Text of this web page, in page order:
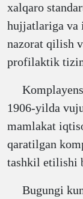
xalqaro
hujjatlariga
nazorat qilish
profilaktik
Komplayens
1906-yilda
mamlakat
qaratilgan
tashkil etilishi
Bugungi